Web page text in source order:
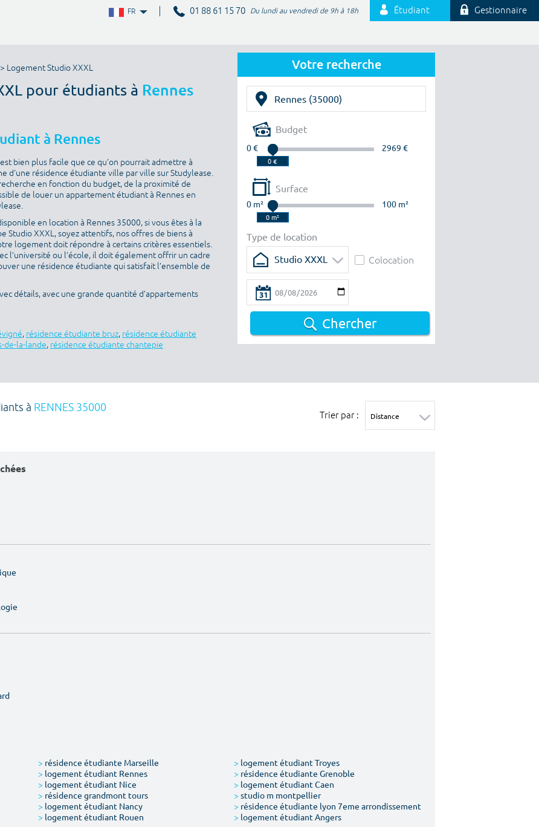
FR 01 88 61 15 70 Du lundi au vendredi de 9h à 18h Étudiant Gestionnaire
Votre recherche
Budget
0 € 2969 €
Surface
0 m² 100 m²
Type de location
Studio XXXL
Colocation
Chercher
> Logement Studio XXXL
pour étudiants à Rennes
à Rennes
bien plus facile que ce qu'on pourrait admettre à
d'une résidence étudiante ville par ville sur Studylease.
en fonction du budget, de la proximité de
de louer un appartement étudiant à Rennes en
en location à Rennes 35000, si vous êtes à la
Studio XXXL, soyez attentifs, nos offres de biens à
logement doit répondre à certains critères essentiels.
l’université ou l’école, il doit également offrir un cadre
une résidence étudiante qui satisfait l’ensemble de
détails, avec une grande quantité d’appartements
, résidence étudiante bruz, résidence étudiante
de-la-lande, résidence étudiante chantepie
à RENNES 35000
Trier par :
> résidence étudiante Marseille > logement étudiant Troyes
> logement étudiant Rennes > résidence étudiante Grenoble
> logement étudiant Nice > logement étudiant Caen
> résidence grandmont tours > studio m montpellier
> logement étudiant Nancy > résidence étudiante lyon 7eme arrondissement
> logement étudiant Rouen > logement étudiant Angers